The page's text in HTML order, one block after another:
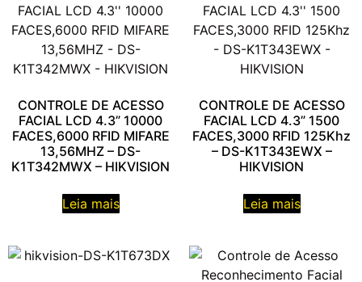
CONTROLE DE ACESSO
FACIAL LCD 4.3” 10000
FACES,6000 RFID MIFARE
13,56MHZ – DS-
K1T342MWX – HIKVISION
Leia mais
CONTROLE DE ACESSO
FACIAL LCD 4.3” 1500
FACES,3000 RFID 125Khz
– DS-K1T343EWX –
HIKVISION
Leia mais